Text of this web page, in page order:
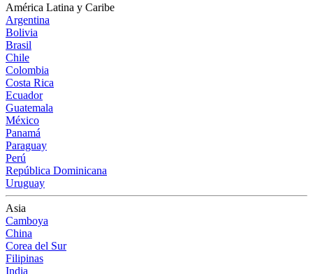
América Latina y Caribe
Argentina
Bolivia
Brasil
Chile
Colombia
Costa Rica
Ecuador
Guatemala
México
Panamá
Paraguay
Perú
República Dominicana
Uruguay
Asia
Camboya
China
Corea del Sur
Filipinas
India